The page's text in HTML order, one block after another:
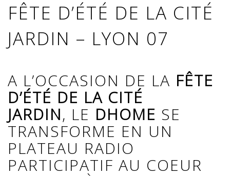
FÊTE D’ÉTÉ DE LA CITÉ
JARDIN – LYON 07
A L’OCCASION DE LA FÊTE
D’ÉTÉ DE LA CITÉ
JARDIN, LE DHOME SE
TRANSFORME EN UN
PLATEAU RADIO
PARTICIPATIF AU COEUR